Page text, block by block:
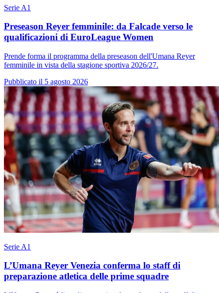
Serie A1
Preseason Reyer femminile: da Falcade verso le
qualificazioni di EuroLeague Women
Prende forma il programma della preseason dell'Umana Reyer
femminile in vista della stagione sportiva 2026/27.
Pubblicato il 5 agosto 2026
Serie A1
L’Umana Reyer Venezia conferma lo staff di
preparazione atletica delle prime squadre